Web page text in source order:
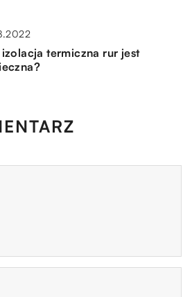
izolacja termiczna rur jest